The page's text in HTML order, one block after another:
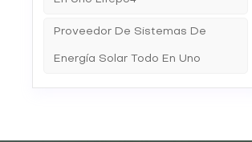
Proveedor De Sistemas De
Energía Solar Todo En Uno